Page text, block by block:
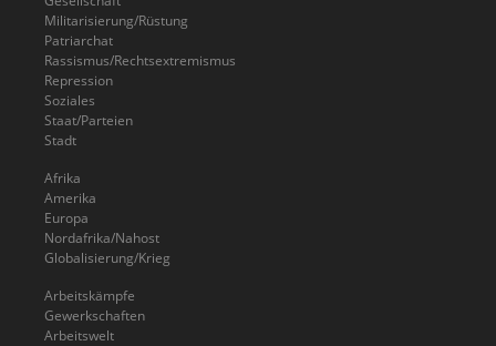
Militarisierung/Rüstung
Patriarchat
Rassismus/Rechtsextremismus
Repression
Soziales
Staat/Parteien
Stadt
Afrika
Amerika
Europa
Nordafrika/Nahost
Globalisierung/Krieg
Arbeitskämpfe
Gewerkschaften
Arbeitswelt